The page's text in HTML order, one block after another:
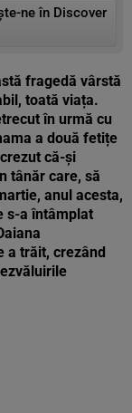
ne în Discover
fragedă vârstă
toată viața.
în urmă cu
a două fetițe
că-și
tânăr care, să
anul acesta,
s-a întâmplat
a trăit, crezând